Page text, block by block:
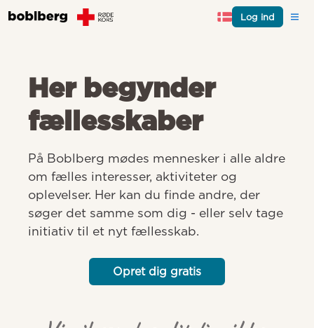
Log ind
Her begynder
fællesskaber
På Boblberg mødes mennesker i alle aldre
om fælles interesser, aktiviteter og
oplevelser. Her kan du finde andre, der
søger det samme som dig - eller selv tage
initiativ til et nyt fællesskab.
Opret dig gratis